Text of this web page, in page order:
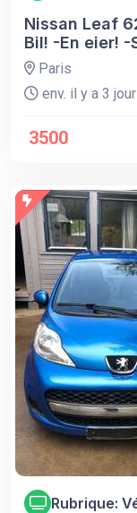
Nissan Leaf
Bil! -En eier! -
Paris
env. il y a 3
3500
Rubrique: